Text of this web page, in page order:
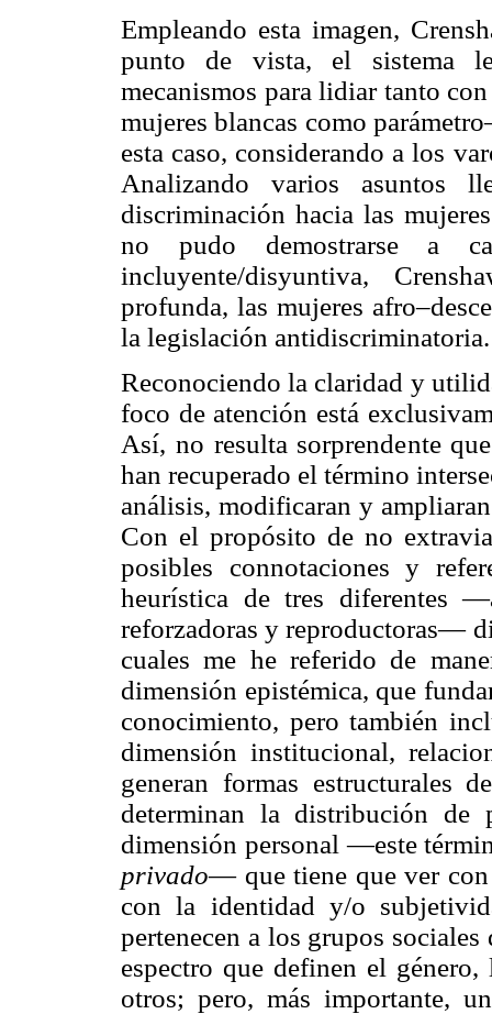
Empleando esta imagen,
punto de vista, el sistema
mecanismos para lidiar tanto
mujeres blancas como
esta caso, considerando a los
Analizando varios
discriminación hacia las
no pudo demostrarse a
incluyente/disyuntiva,
profunda, las mujeres
la legislación antidiscriminatoria.
Reconociendo la claridad y
foco de atención está
Así, no resulta sorprendente
han recuperado el término
análisis, modificaran y
Con el propósito de no
posibles connotaciones y
heurística de tres diferentes
reforzadoras y reproductoras—
cuales me he referido de
dimensión epistémica, que
conocimiento, pero también
dimensión institucional,
generan formas estructurales
determinan la distribución de
dimensión personal —este
privado— que tiene que ver con
con la identidad y/o
pertenecen a los grupos
espectro que definen el
otros; pero, más importante,